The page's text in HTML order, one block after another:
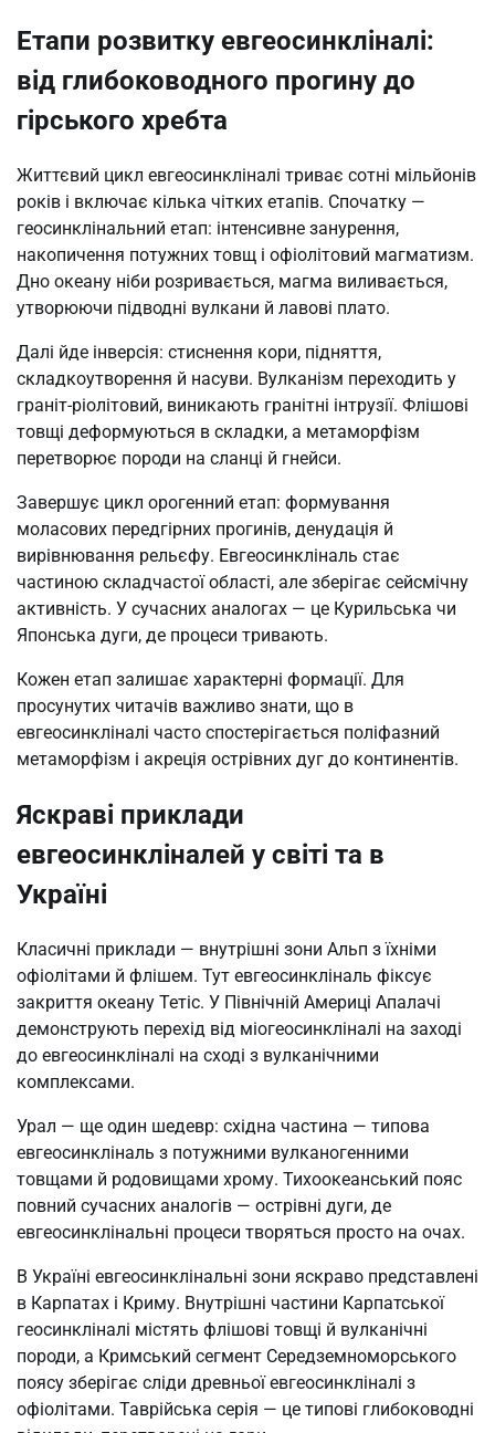
Етапи розвитку евгеосинкліналі:
від глибоководного прогину до
гірського хребта
Життєвий цикл евгеосинкліналі триває сотні мільйонів
років і включає кілька чітких етапів. Спочатку —
геосинклінальний етап: інтенсивне занурення,
накопичення потужних товщ і офіолітовий магматизм.
Дно океану ніби розривається, магма виливається,
утворюючи підводні вулкани й лавові плато.
Далі йде інверсія: стиснення кори, підняття,
складкоутворення й насуви. Вулканізм переходить у
граніт-ріолітовий, виникають гранітні інтрузії. Флішові
товщі деформуються в складки, а метаморфізм
перетворює породи на сланці й гнейси.
Завершує цикл орогенний етап: формування
моласових передгірних прогинів, денудація й
вирівнювання рельєфу. Евгеосинкліналь стає
частиною складчастої області, але зберігає сейсмічну
активність. У сучасних аналогах — це Курильська чи
Японська дуги, де процеси тривають.
Кожен етап залишає характерні формації. Для
просунутих читачів важливо знати, що в
евгеосинкліналі часто спостерігається поліфазний
метаморфізм і акреція острівних дуг до континентів.
Яскраві приклади
евгеосинкліналей у світі та в
Україні
Класичні приклади — внутрішні зони Альп з їхніми
офіолітами й флішем. Тут евгеосинкліналь фіксує
закриття океану Тетіс. У Північній Америці Апалачі
демонструють перехід від міогеосинкліналі на заході
до евгеосинкліналі на сході з вулканічними
комплексами.
Урал — ще один шедевр: східна частина — типова
евгеосинкліналь з потужними вулканогенними
товщами й родовищами хрому. Тихоокеанський пояс
повний сучасних аналогів — острівні дуги, де
евгеосинклінальні процеси творяться просто на очах.
В Україні евгеосинклінальні зони яскраво представлені
в Карпатах і Криму. Внутрішні частини Карпатської
геосинкліналі містять флішові товщі й вулканічні
породи, а Кримський сегмент Середземноморського
поясу зберігає сліди древньої евгеосинкліналі з
офіолітами. Таврійська серія — це типові глибоководні